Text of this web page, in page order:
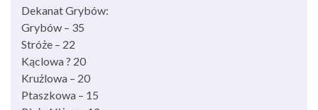
Dekanat Grybów:
Grybów – 35
Stróże – 22
Kąclowa ? 20
Krużlowa – 20
Ptaszkowa – 15